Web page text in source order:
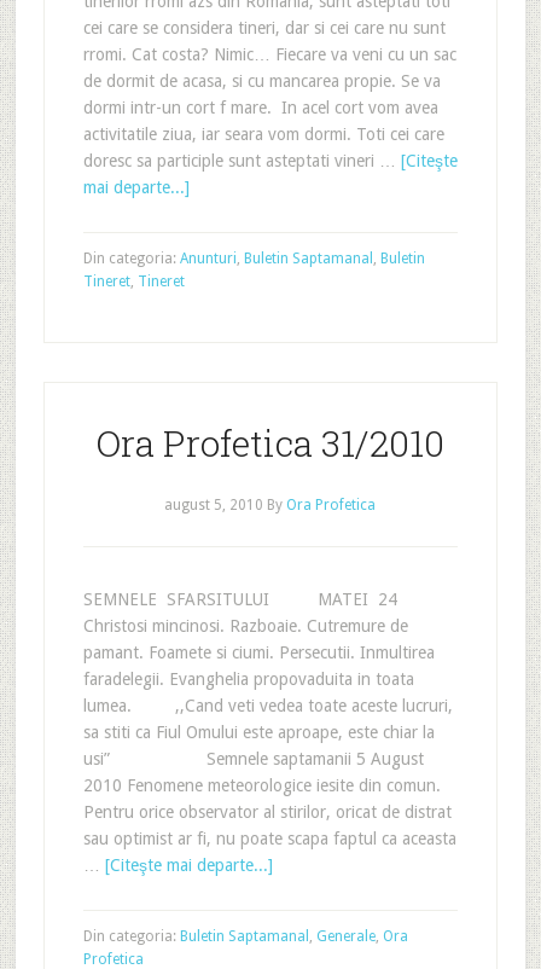
cei care se considera tineri, dar si cei care nu sunt
rromi. Cat costa? Nimic… Fiecare va veni cu un sac
de dormit de acasa, si cu mancarea propie. Se va
dormi intr-un cort f mare. In acel cort vom avea
activitatile ziua, iar seara vom dormi. Toti cei care
doresc sa participle sunt asteptati vineri … [Citeşte
mai departe...]
Din categoria: Anunturi, Buletin Saptamanal , Buletin
Tineret, Tineret
Ora Profetica 31/2010
august 5, 2010 By Ora Profetica
SEMNELE SFARSITULUI MATEI 24
Christosi mincinosi. Razboaie. Cutremure de
pamant. Foamete si ciumi. Persecutii. Inmultirea
faradelegii. Evanghelia propovaduita in toata
lumea. ,,Cand veti vedea toate aceste lucruri,
sa stiti ca Fiul Omului este aproape, este chiar la
usi” Semnele saptamanii 5 August
2010 Fenomene meteorologice iesite din comun.
Pentru orice observator al stirilor, oricat de distrat
sau optimist ar fi, nu poate scapa faptul ca aceasta
[Citeşte mai departe...]
Din categoria: Buletin Saptamanal , Generale, Ora
Profetica